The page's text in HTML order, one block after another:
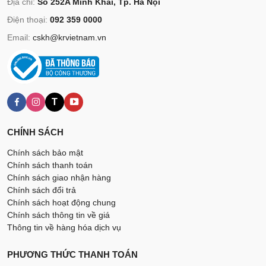
Địa chỉ: Số 252A Minh Khai, Tp. Hà Nội
Điện thoại: 092 359 0000
Email: cskh@krvietnam.vn
T
CHÍNH SÁCH
Chính sách bảo mật
Chính sách thanh toán
Chính sách giao nhận hàng
Chính sách đổi trả
Chính sách hoạt động chung
Chính sách thông tin về giá
Thông tin về hàng hóa dịch vụ
PHƯƠNG THỨC THANH TOÁN